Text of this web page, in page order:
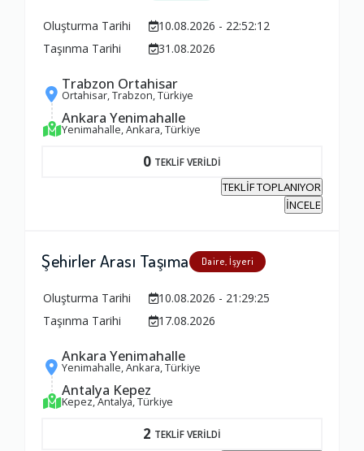
Oluşturma Tarihi
10.08.2026 - 22:52:12
Taşınma Tarihi
31.08.2026
Trabzon Ortahisar
Ortahisar, Trabzon, Türkiye
Ankara Yenimahalle
Yenimahalle, Ankara, Türkiye
0 TEKLİF VERİLDİ
TEKLİF TOPLANIYOR
İNCELE
Şehirler Arası Taşıma Daire, İşyeri
Oluşturma Tarihi
10.08.2026 - 21:29:25
Taşınma Tarihi
17.08.2026
Ankara Yenimahalle
Yenimahalle, Ankara, Türkiye
Antalya Kepez
Kepez, Antalya, Türkiye
2 TEKLİF VERİLDİ